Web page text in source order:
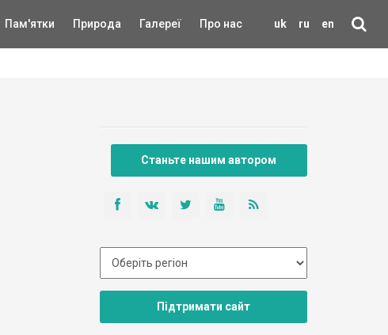
uk ru en
Пам'ятки Природа Галереї Про нас
Станьте нашим автором
Підтримати сайт